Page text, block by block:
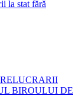
la stat fără
BIROULUI DE